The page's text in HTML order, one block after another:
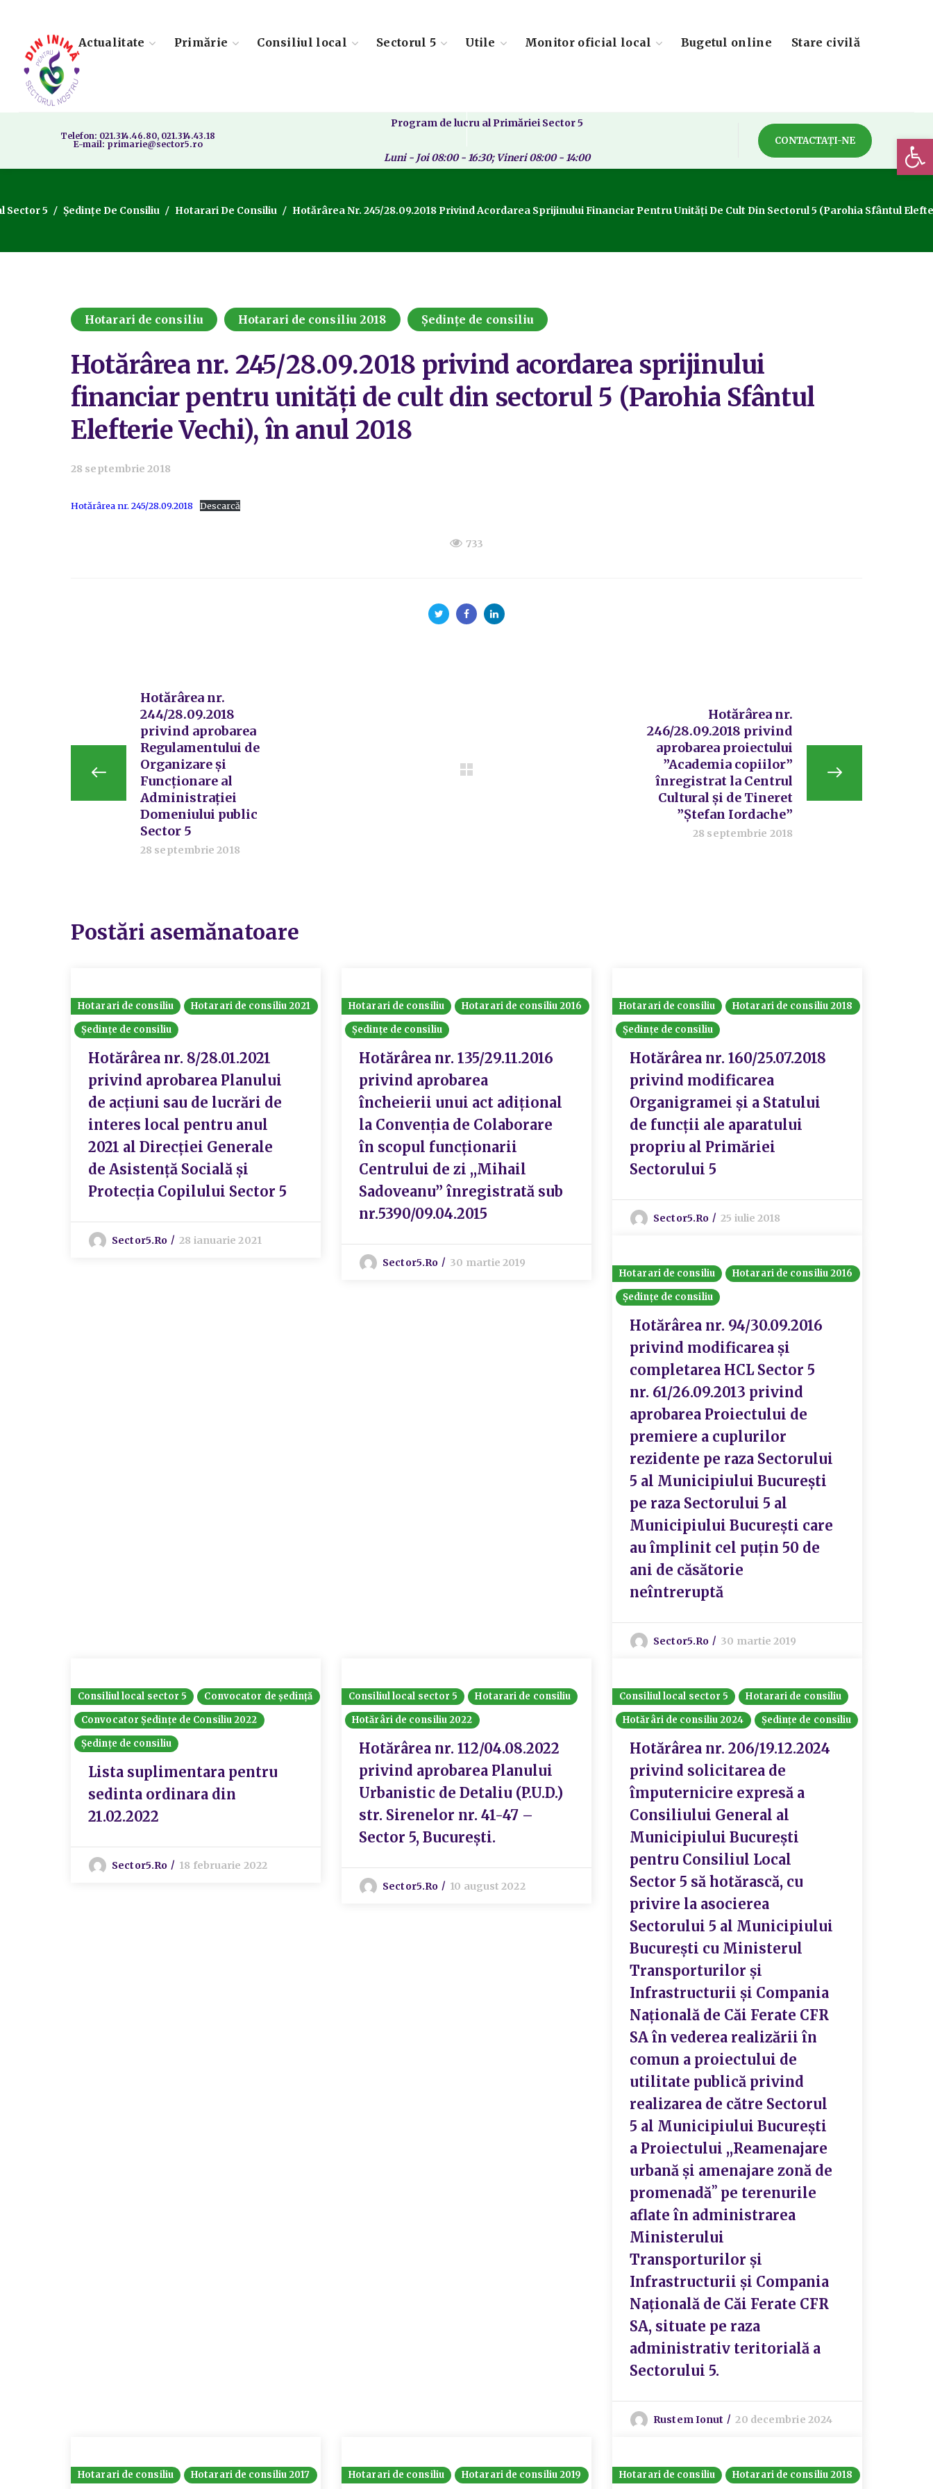
Actualitate Primărie Consiliul local Sectorul 5 Utile Monitor oficial local Bugetul online Stare civilă
Telefon: 021.314.46.80, 021.314.43.18
E-mail: primarie@sector5.ro
Program de lucru al Primăriei Sector 5
Luni - Joi 08:00 - 16:30; Vineri 08:00 - 14:00
CONTACTAȚI-NE
Sector 5 Ședințe De Consiliu Hotarari De Consiliu Hotărârea Nr. 245/28.09.2018 Privind Acordarea Sprijinului Financiar Pentru Unități De Cult Din Sectorul 5 (Parohia Sfântul
Hotarari de consiliu Hotarari de consiliu 2018 Ședințe de consiliu
Hotărârea nr. 245/28.09.2018 privind acordarea sprijinului
financiar pentru unități de cult din sectorul 5 (Parohia Sfântul
Elefterie Vechi), în anul 2018
28 septembrie 2018
Hotărârea nr. 245/28.09.2018 Descarcă
733
Hotărârea nr.
244/28.09.2018
privind aprobarea
Regulamentului de
Organizare și
Funcționare al
Administrației
Domeniului public
Sector 5
28 septembrie 2018
Hotărârea nr.
246/28.09.2018 privind
aprobarea proiectului
”Academia copiilor”
înregistrat la Centrul
Cultural și de Tineret
”Ștefan Iordache”
28 septembrie 2018
Postări asemănatoare
Hotarari de consiliu
Hotarari de consiliu 2021
Ședințe de consiliu
Hotărârea nr. 8/28.01.2021
privind aprobarea Planului
de acțiuni sau de lucrări de
interes local pentru anul
2021 al Direcției Generale
de Asistență Socială și
Protecția Copilului Sector 5
Sector5.ro 28 ianuarie 2021
Hotarari de consiliu
Hotarari de consiliu 2016
Ședințe de consiliu
Hotărârea nr. 135/29.11.2016
privind aprobarea
încheierii unui act adiţional
la Convenţia de Colaborare
în scopul funcţionarii
Centrului de zi ,,Mihail
Sadoveanu” înregistrată sub
nr.5390/09.04.2015
Sector5.ro 30 martie 2019
Hotarari de consiliu
Hotarari de consiliu 2018
Ședințe de consiliu
Hotărârea nr. 160/25.07.2018
privind modificarea
Organigramei și a Statului
de funcții ale aparatului
propriu al Primăriei
Sectorului 5
Sector5.ro 25 iulie 2018
Hotarari de consiliu
Hotarari de consiliu 2016
Ședințe de consiliu
Hotărârea nr. 94/30.09.2016
privind modificarea și
completarea HCL Sector 5
nr. 61/26.09.2013 privind
aprobarea Proiectului de
premiere a cuplurilor
rezidente pe raza Sectorului
5 al Municipiului București
pe raza Sectorului 5 al
Municipiului București care
au împlinit cel puțin 50 de
ani de căsătorie
neîntreruptă
Sector5.ro 30 martie 2019
Consiliul local sector 5
Convocator de ședință
Convocator Ședințe de Consiliu 2022
Ședințe de consiliu
Lista suplimentara pentru
sedinta ordinara din
21.02.2022
Sector5.ro 18 februarie 2022
Consiliul local sector 5
Hotarari de consiliu
Hotărâri de consiliu 2022
Hotărârea nr. 112/04.08.2022
privind aprobarea Planului
Urbanistic de Detaliu (P.U.D.)
str. Sirenelor nr. 41-47 –
Sector 5, București.
Sector5.ro 10 august 2022
Consiliul local sector 5
Hotarari de consiliu
Hotărâri de consiliu 2024
Ședințe de consiliu
Hotărârea nr. 206/19.12.2024
privind solicitarea de
împuternicire expresă a
Consiliului General al
Municipiului București
pentru Consiliul Local
Sector 5 să hotărască, cu
privire la asocierea
Sectorului 5 al Municipiului
București cu Ministerul
Transporturilor și
Infrastructurii și Compania
Națională de Căi Ferate CFR
SA în vederea realizării în
comun a proiectului de
utilitate publică privind
realizarea de către Sectorul
5 al Municipiului București
a Proiectului ,,Reamenajare
urbană și amenajare zonă de
promenadăʼʼ pe terenurile
aflate în administrarea
Ministerului
Transporturilor și
Infrastructurii și Compania
Națională de Căi Ferate CFR
SA, situate pe raza
administrativ teritorială a
Sectorului 5.
Rustem Ionut 20 decembrie 2024
Hotarari de consiliu Hotarari de consiliu 2017 Hotarari de consiliu Hotarari de consiliu 2019 Hotarari de consiliu Hotarari de consiliu 2018